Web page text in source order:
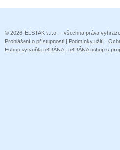
© 2026, ELSTAK s.r.o. – všechna práva
Prohlášení o přístupnosti | Podmínky užití |
Eshop vytvořila eBRÁNA| eBRÁNA eshop s